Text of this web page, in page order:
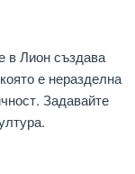
в Лион създава
е неразделна
Задавайте